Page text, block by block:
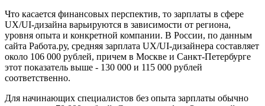
Что касается финансовых перспектив, то зарплаты в сфере
UX/UI-дизайна варьируются в зависимости от региона,
уровня опыта и конкретной компании. В России, по данным
сайта Работа.ру, средняя зарплата UX/UI-дизайнера составляет
около 106 000 рублей, причем в Москве и Санкт-Петербурге
этот показатель выше - 130 000 и 115 000 рублей
соответственно.
Для начинающих специалистов без опыта зарплаты обычно